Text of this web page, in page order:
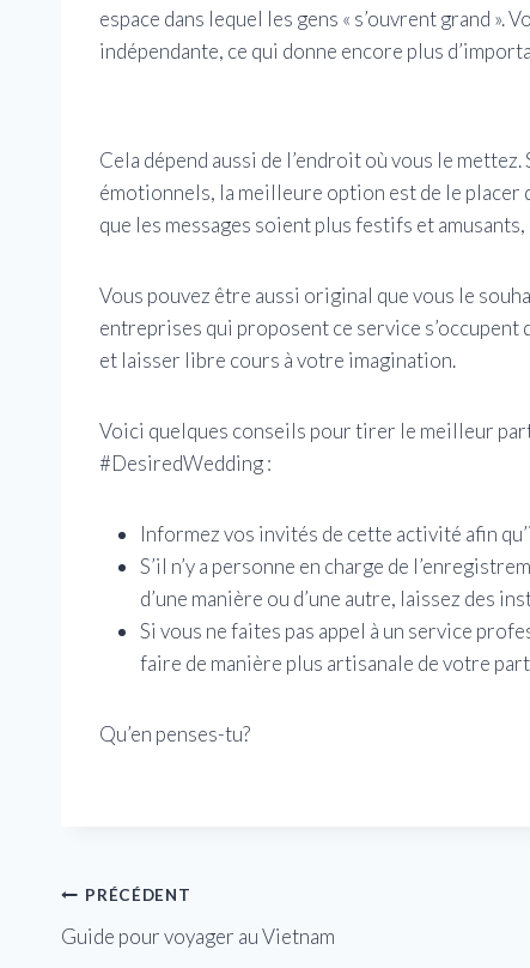
espace dans lequel les gens « s’ouvrent grand ».
indépendante, ce qui donne encore plus
Cela dépend aussi de l’endroit où vous le
émotionnels, la meilleure option est de le placer
que les messages soient plus festifs et
Vous pouvez être aussi original que vous le
entreprises qui proposent ce service
et laisser libre cours à votre imagination.
Voici quelques conseils pour tirer le meilleur
#DesiredWedding :
Informez vos invités de cette activité afin
S’il n’y a personne en charge de
d’une manière ou d’une autre, laissez des
Si vous ne faites pas appel à un service
faire de manière plus artisanale de votre
Qu’en penses-tu?
Navigation
de
PRÉCÉDENT
Guide pour voyager au Vietnam